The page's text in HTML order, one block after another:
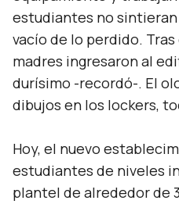
estudiantes no
vacío de lo perdido.
madres ingresaron al
durísimo -recordó-. El
dibujos en los lockers,
Hoy, el nuevo
estudiantes de niveles
plantel de alrededor de